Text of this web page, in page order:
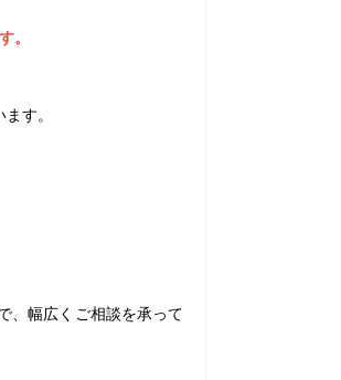
。
す。
、幅広くご相談を承って